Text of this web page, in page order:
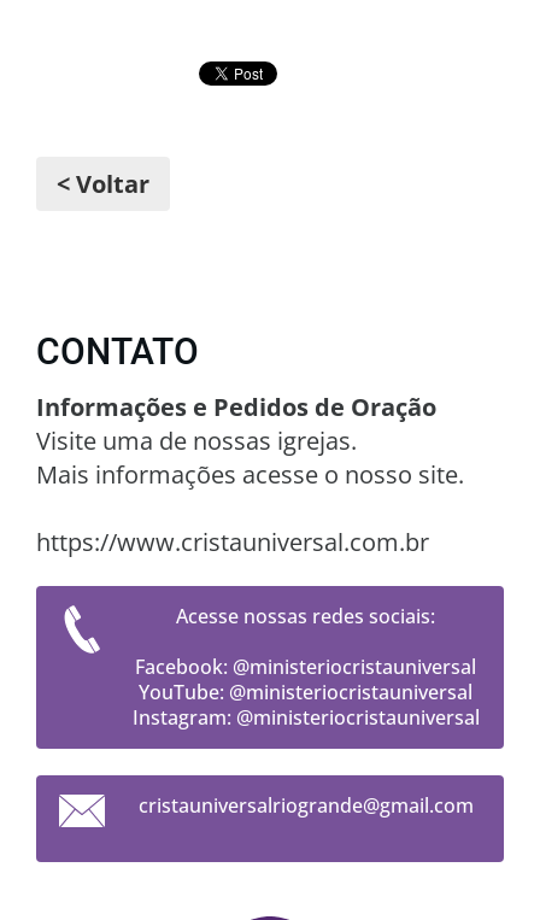
< Voltar
CONTATO
Informações e Pedidos de Oração
Visite uma de nossas igrejas.
Mais informações acesse o nosso site.
https://www.cristauniversal.com.br
Acesse nossas redes sociais:
Facebook: @ministeriocristauniversal
YouTube: @ministeriocristauniversal
Instagram: @ministeriocristauniversal
cristauniversalriogrande@gmail.com